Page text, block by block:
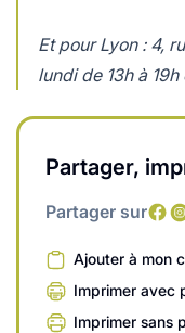
Et pour Lyon : 4,
lundi de 13h à
Partager,
Partager sur
Ajouter à mon
Imprimer avec
Imprimer sans